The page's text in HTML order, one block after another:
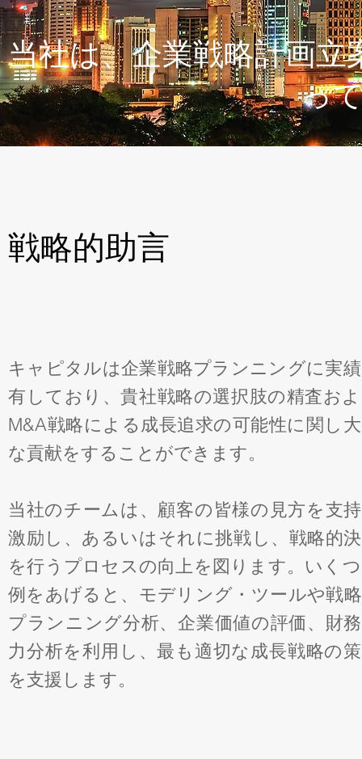
戦略的助言
当社は、企業戦略計画
っ
キャピタルは企業戦略プランニングに実
有しており、貴社戦略の選択肢の精査お
M&A戦略による成長追求の可能性に関し
な貢献をすることができます。
当社のチームは、顧客の皆様の見方を支
激励し、あるいはそれに挑戦し、戦略的
を行うプロセスの向上を図ります。いく
例をあげると、モデリング・ツールや戦
プランニング分析、企業価値の評価、財
力分析を利用し、最も適切な成長戦略の
を支援します。